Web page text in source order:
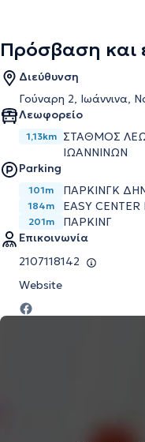
Πρόσβαση και
Διεύθυνση
Γούναρη 2, Ιωάννινα,
Λεωφορείο
1,13km
ΣΤΑΘΜΟΣ
ΙΩΑΝΝΙΝΩΝ
Parking
101m ΠΑΡΚΙΝΓΚ
184m EASY CENTER
201m
ΠΑΡΚΙΝΓ
Επικοινωνία
2107118142
Website